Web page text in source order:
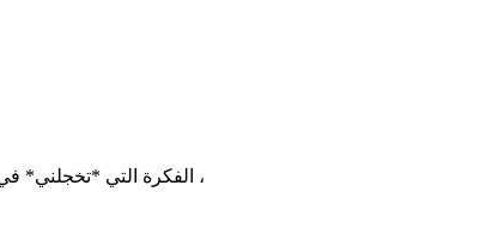
الفكرة التي *تخجلني* في تأخير الصلاة عن وقتها تكمن في أنني لستُ أنا من حدد الموعد لهذه الصلاة ،